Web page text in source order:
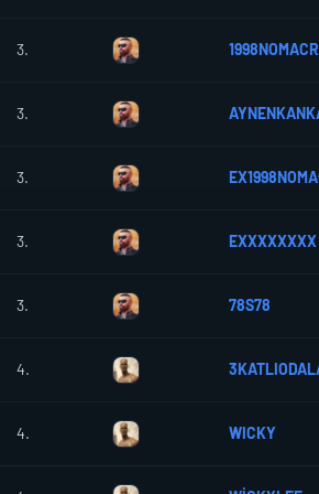
3.
3.
3.
3. EXXXXXXXX
3. 78S78
4.
4. WICKY